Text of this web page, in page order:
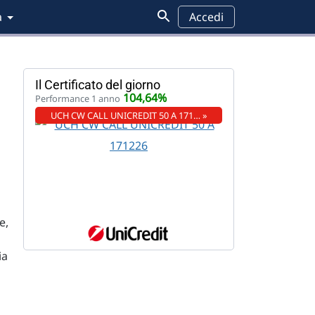
Accedi
Il Certificato del giorno
Performance 1 anno 104,64%
UCH CW CALL UNICREDIT 50 A 171… »